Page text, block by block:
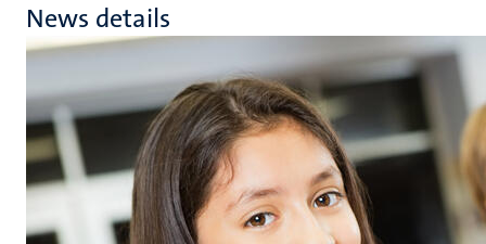
News details